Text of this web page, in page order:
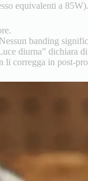
equivalenti a
banding
diurna” dichiara
li corregga in post-